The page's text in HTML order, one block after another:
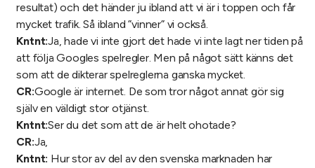
resultat) och det händer ju ibland att vi är i toppen och får
mycket trafik. Så ibland ”vinner” vi också.
Kntnt:Ja, hade vi inte gjort det hade vi inte lagt ner tiden på
att följa Googles spelregler. Men på något sätt känns det
som att de dikterar spelreglerna ganska mycket.
CR:Google är internet. De som tror något annat gör sig
själv en väldigt stor otjänst.
Kntnt:Ser du det som att de är helt ohotade?
CR:Ja,
Kntnt: Hur stor av del av den svenska marknaden har